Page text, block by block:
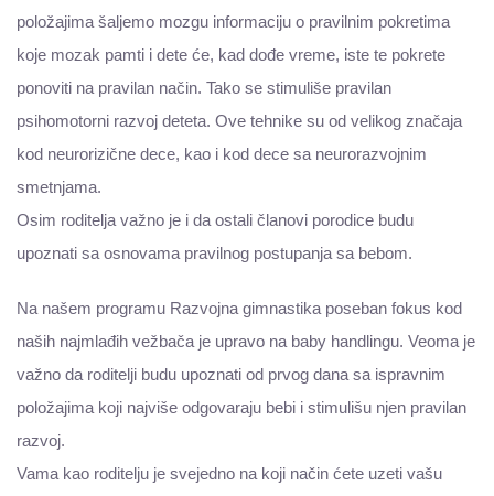
položajima šaljemo mozgu informaciju o pravilnim pokretima
koje mozak pamti i dete će, kad dođe vreme, iste te pokrete
ponoviti na pravilan način. Tako se stimuliše pravilan
psihomotorni razvoj deteta. Ove tehnike su od velikog značaja
kod neurorizične dece, kao i kod dece sa neurorazvojnim
smetnjama.
Osim roditelja važno je i da ostali članovi porodice budu
upoznati sa osnovama pravilnog postupanja sa bebom.
Na našem programu Razvojna gimnastika poseban fokus kod
naših najmlađih vežbača je upravo na baby handlingu. Veoma je
važno da roditelji budu upoznati od prvog dana sa ispravnim
položajima koji najviše odgovaraju bebi i stimulišu njen pravilan
razvoj.
Vama kao roditelju je svejedno na koji način ćete uzeti vašu